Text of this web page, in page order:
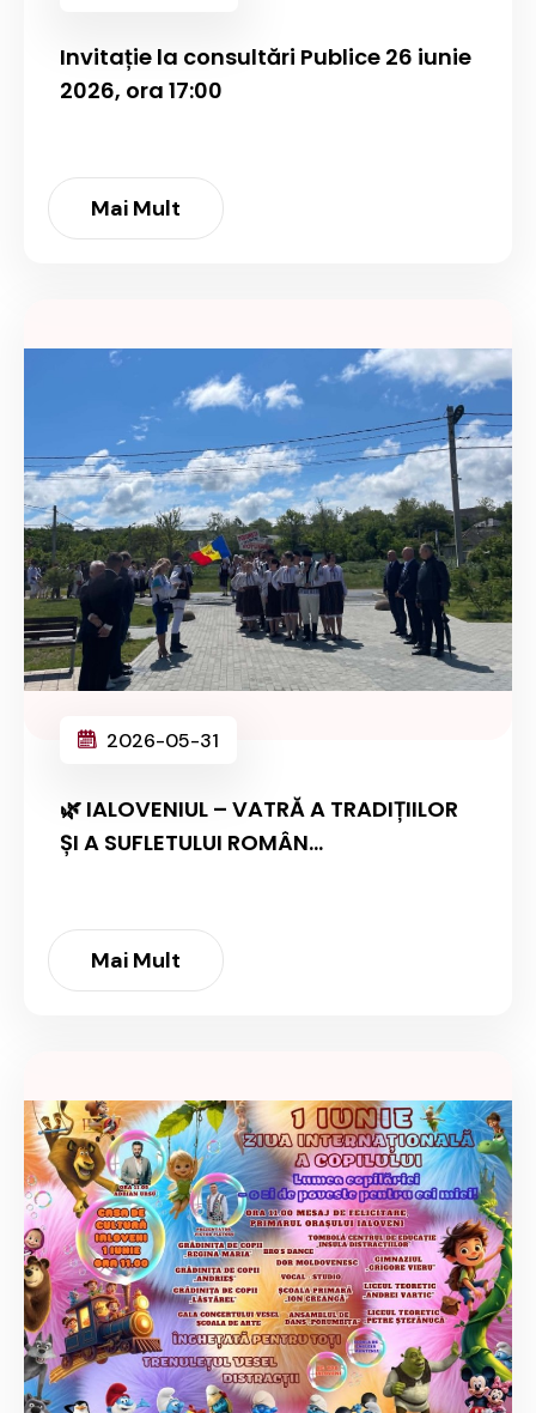
Invitație la consultări Publice 26 iunie
2026, ora 17:00
Mai Mult
2026-05-31
🌿 IALOVENIUL – VATRĂ A TRADIȚIILOR
ȘI A SUFLETULUI ROMÂN...
Mai Mult